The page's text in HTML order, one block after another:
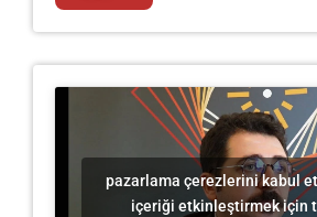
pazarlama çerezlerini kabul
içeriği etkinleştirmek için